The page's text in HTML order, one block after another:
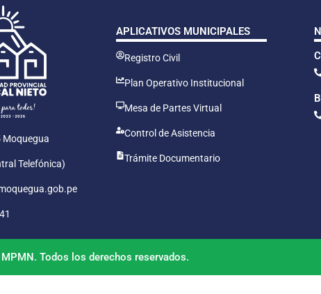
Moquegua
Telefónica)
APLICATIVOS MUNICIPALES
Registro Civil
Plan Operativo Institucional
Mesa de Partes Virtual
Control de Asistencia
Trámite Documentario
Todos los derechos reservados.